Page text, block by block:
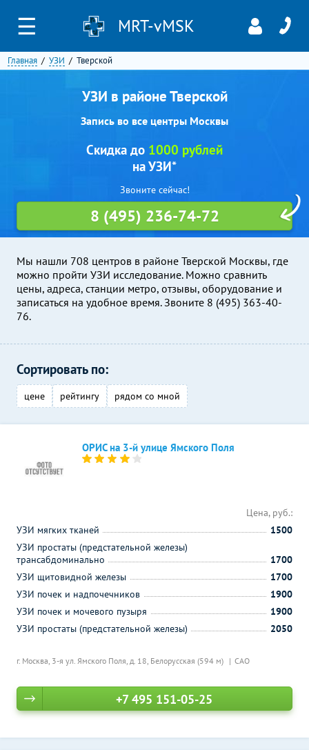
☰ MRT-vMSK
Главная УЗИ Тверской
УЗИ в районе Тверской
Запись во все центры Москвы
Мы нашли 708 центров в районе Тверской Москвы, где
можно пройти УЗИ исследование. Можно сравнить
цены, адреса, станции метро, отзывы, оборудование и
записаться на удобное время. Звоните 8 (495) 363-40-
76.
Скидка до 1000 рублей
на УЗИ*
Звоните сейчас!
8 (495) 236-74-72
Сортировать по:
цене рейтингу рядом со мной
ОРИС на 3-й улице Ямского Поля
г. Москва, 3-я ул. Ямского Поля, д. 18, Белорусская (594 м) САО
Цена, руб.:
УЗИ мягких тканей
1500
УЗИ простаты (предстательной железы)
трансабдоминально
1700
УЗИ щитовидной железы
1700
УЗИ почек и надпочечников
1900
УЗИ почек и мочевого пузыря
1900
УЗИ простаты (предстательной железы)
2050
+7 495 151-05-25